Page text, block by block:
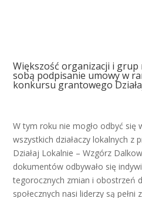
Większość organizacji i
sobą podpisanie umowy w
konkursu grantowego
W tym roku nie mogło odbyć się
wszystkich działaczy lokalnych z
Działaj Lokalnie – Wzgórz
dokumentów odbywało się
tegorocznych zmian i obostrzeń
społecznych nasi liderzy są pełni